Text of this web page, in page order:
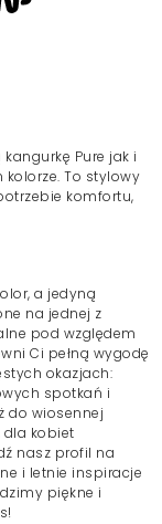
Pure jak i
To stylowy
komfortu,
a jedyną
na jednej z
pod względem
Ci pełną wygodę
okazjach:
spotkań i
do wiosennej
dla kobiet
nasz profil na
i letnie inspiracje
piękne i